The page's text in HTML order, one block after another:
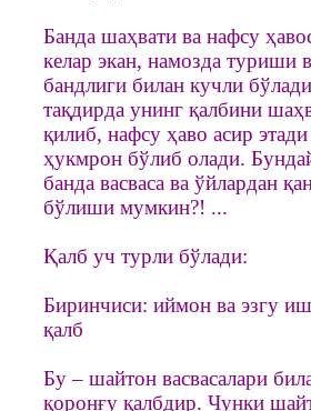
Банда шаҳвати ва нафсу
келар экан, намозда туриши
бандлиги билан кучли
тақдирда унинг қалбини
қилиб, нафсу ҳаво асир
ҳукмрон бўлиб олади.
банда васваса ва ўйлардан
бўлиши мумкин?! ...
Қалб уч турли бўлади:
Биринчиси: иймон ва эзгу
қалб
Бу – шайтон васвасалари
қоронғу қалбдир. Чунки